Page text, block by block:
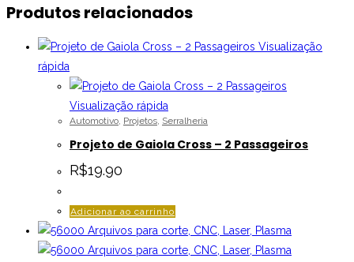
Produtos relacionados
Visualização
rápida
Visualização rápida
Automotivo, Projetos, Serralheria
Projeto de Gaiola Cross – 2 Passageiros
R$19.90
Adicionar ao carrinho